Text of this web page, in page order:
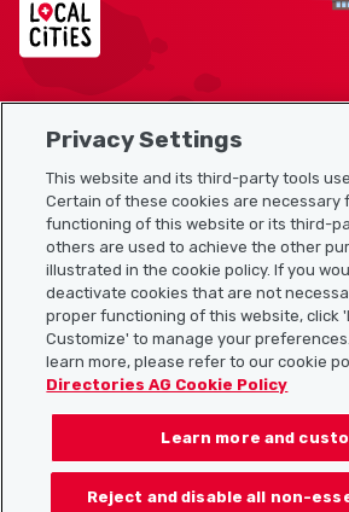
Sitemap
Useful links
Download the Localcities app
Follow us on:
Privacy Settings
This website and its third-party tools
Certain of these cookies are necessary
functioning of this website or its third-
others are used to achieve the other
illustrated in the cookie policy. If you
deactivate cookies that are not
proper functioning of this website, click
Customize' to manage your
learn more, please refer to our cookie
Directories AG Cookie Policy
Learn more and
Reject and disable all non-